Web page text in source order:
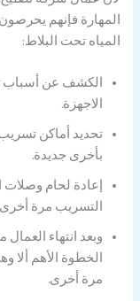
المهارة فإنهم
المياه تحت البلاط:
الكشف عن أسباب
الاجهزة.
تحديد أماكن تسريب
بأخرى جديدة.
إعادة لحام
التسريب مرة
وبعد انتهاء
الخطوة الأهم
مرة أخرى.